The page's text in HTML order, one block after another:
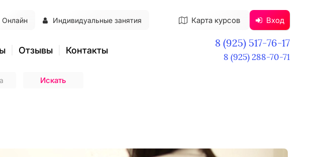
Отзывы Контакты
Карта курсов Вход
Онлайн Индивидуальные занятия
8 (925) 517-76-17
8 (925) 288-70-71